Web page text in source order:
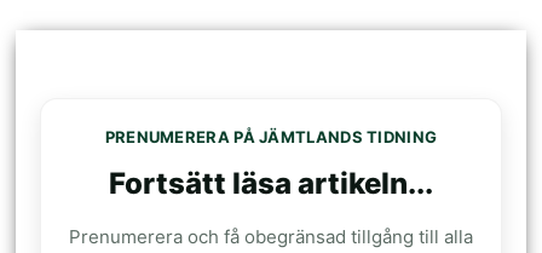
PRENUMERERA PÅ JÄMTLANDS TIDNING
Fortsätt läsa artikeln...
Prenumerera och få obegränsad tillgång till alla